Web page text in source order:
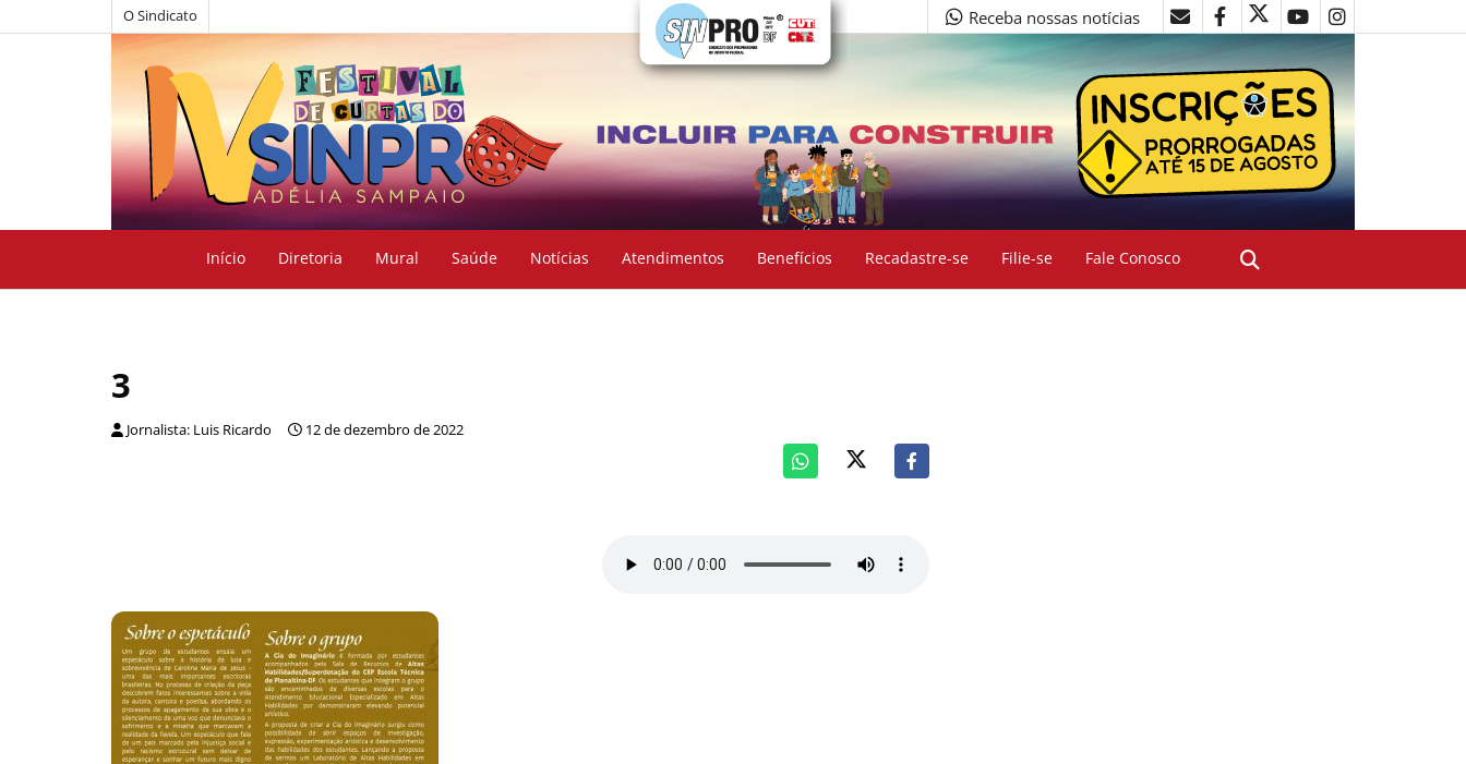
O Sindicato Receba nossas notícias
Início Diretoria Mural Saúde Notícias Atendimentos Benefícios Recadastre-se Filie-se Fale Conosco
3
Jornalista: Luis Ricardo 12 de dezembro de 2022